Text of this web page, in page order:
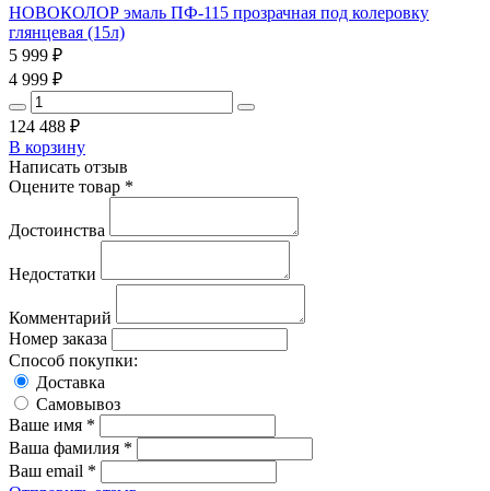
НОВОКОЛОР эмаль ПФ-115 прозрачная под колеровку
глянцевая (15л)
5 999 ₽
4 999 ₽
124 488 ₽
В корзину
Написать отзыв
Оцените товар *
Достоинства
Недостатки
Комментарий
Номер заказа
Способ покупки:
Доставка
Самовывоз
Ваше имя *
Ваша фамилия *
Ваш email *